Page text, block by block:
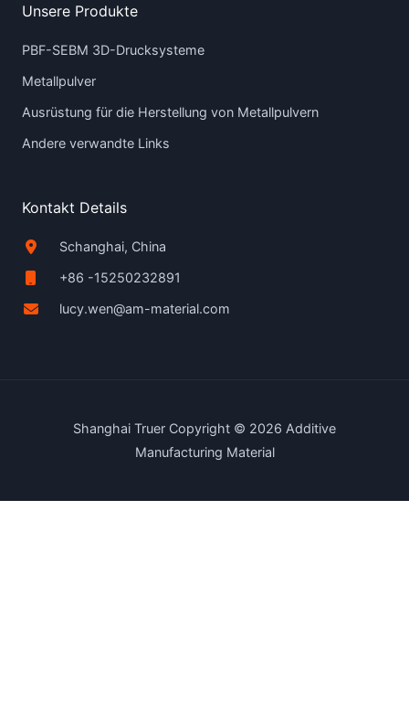
Unsere Produkte
PBF-SEBM 3D-Drucksysteme
Metallpulver
Ausrüstung für die Herstellung von Metallpulvern
Andere verwandte Links
Kontakt Details
Schanghai, China
+86 -15250232891
lucy.wen@am-material.com
Shanghai Truer Copyright © 2026 Additive
Manufacturing Material